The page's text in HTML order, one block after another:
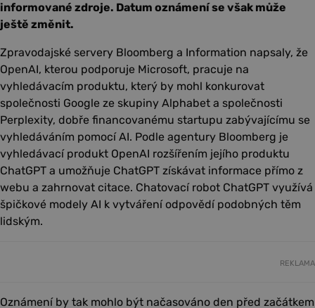
informované zdroje. Datum oznámení se však může
ještě změnit.
Zpravodajské servery Bloomberg a Information napsaly, že
OpenAI, kterou podporuje Microsoft, pracuje na
vyhledávacím produktu, který by mohl konkurovat
společnosti Google ze skupiny Alphabet a společnosti
Perplexity, dobře financovanému startupu zabývajícímu se
vyhledáváním pomocí AI. Podle agentury Bloomberg je
vyhledávací produkt OpenAI rozšířením jejího produktu
ChatGPT a umožňuje ChatGPT získávat informace přímo z
webu a zahrnovat citace. Chatovací robot ChatGPT využívá
špičkové modely AI k vytváření odpovědí podobných těm
lidským.
REKLAMA
Oznámení by tak mohlo být načasováno den před začátkem